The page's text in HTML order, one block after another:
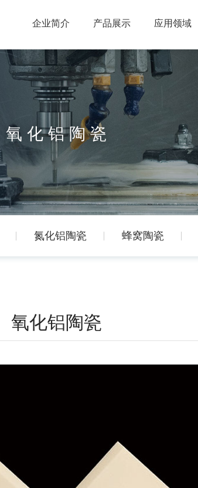
企业简介 产品展示 应用领域
氧化铝陶瓷
氮化铝陶瓷 蜂窝陶瓷
氧化铝陶瓷